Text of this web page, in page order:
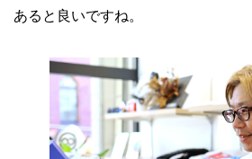
あると良いですね。